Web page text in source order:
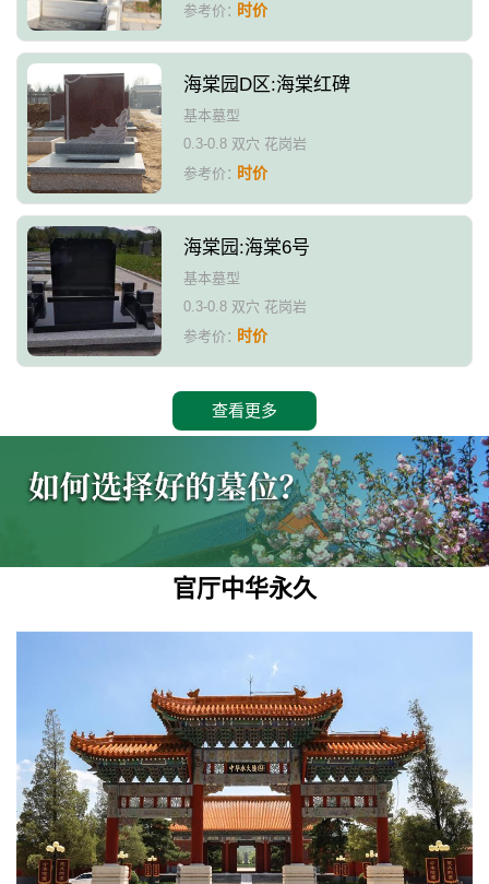
参考价：时价
海棠园D区:海棠红碑
基本墓型
0.3-0.8 双穴 花岗岩
参考价：时价
海棠园:海棠6号
基本墓型
0.3-0.8 双穴 花岗岩
参考价：时价
查看更多
官厅中华永久